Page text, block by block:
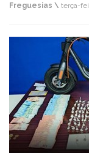
Freguesias \ terça-